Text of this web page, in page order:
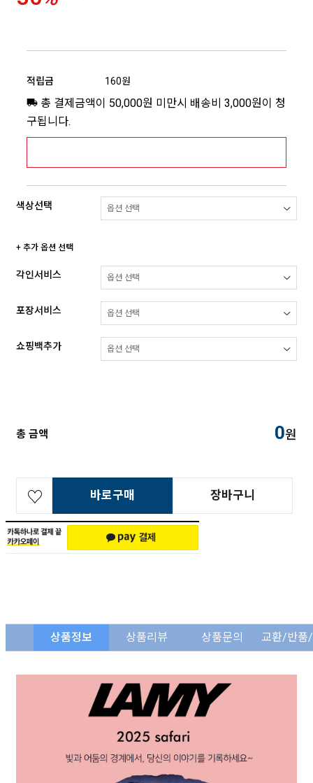
적립금 160원
총 결제금액이 50,000원 미만시 배송비 3,000원이 청
구됩니다.
색상선택
+ 추가 옵션 선택
각인서비스
포장서비스
쇼핑백추가
총 금액 0원
바로구매 장바구니
상품정보 상품리뷰 상품문의 교환/반품